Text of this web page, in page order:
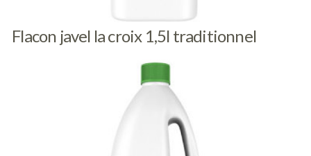
Flacon javel la croix 1,5l traditionnel